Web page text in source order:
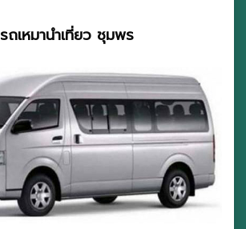
รถเหมานำเที่ยว ชุมพร